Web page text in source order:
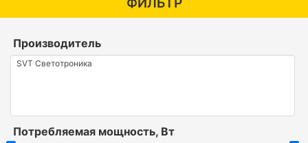
Производитель
Потребляемая мощность, Вт